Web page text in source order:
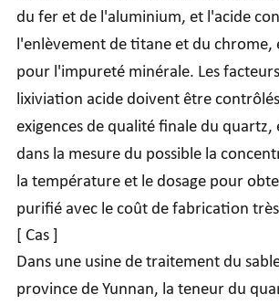
du fer et de l'aluminium, et l'acide
l'enlèvement de titane et du chrome,
pour l'impureté minérale. Les
lixiviation acide doivent être
exigences de qualité finale du
dans la mesure du possible la
la température et le dosage pour
purifié avec le coût de fabrication
[ Cas ]
Dans une usine de traitement du
province de Yunnan, la teneur du